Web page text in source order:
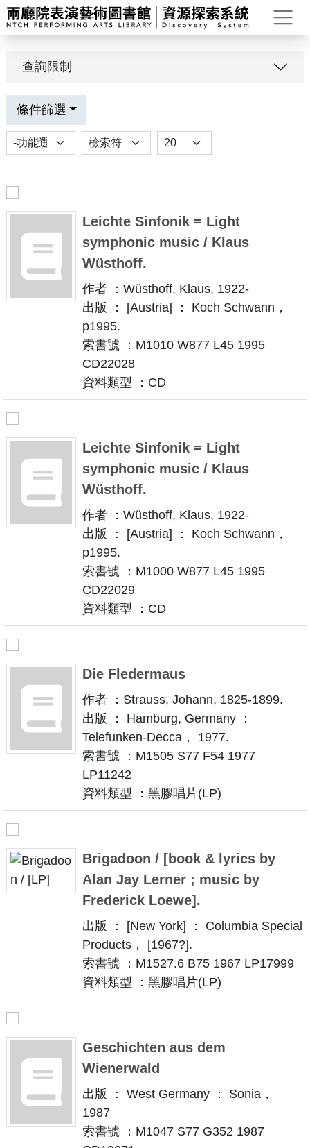
打
查詢限制
條件篩選
功能選項 排序 Results per page
Leichte Sinfonik = Light
symphonic music / Klaus
Wüsthoff.
作者 ：Wüsthoff, Klaus, 1922-
出版 ： [Austria] ： Koch Schwann，
p1995.
索書號 ：M1010 W877 L45 1995
CD22028
資料類型 ：CD
Leichte Sinfonik = Light
symphonic music / Klaus
Wüsthoff.
作者 ：Wüsthoff, Klaus, 1922-
出版 ： [Austria] ： Koch Schwann，
p1995.
索書號 ：M1000 W877 L45 1995
CD22029
資料類型 ：CD
Die Fledermaus
作者 ：Strauss, Johann, 1825-1899.
出版 ： Hamburg, Germany ：
Telefunken-Decca， 1977.
索書號 ：M1505 S77 F54 1977
LP11242
資料類型 ：黑膠唱片(LP)
Brigadoon / [book & lyrics by
Alan Jay Lerner ; music by
Frederick Loewe].
出版 ： [New York] ： Columbia Special
Products， [1967?].
索書號 ：M1527.6 B75 1967 LP17999
資料類型 ：黑膠唱片(LP)
Geschichten aus dem
Wienerwald
出版 ： West Germany ： Sonia，
1987
索書號 ：M1047 S77 G352 1987